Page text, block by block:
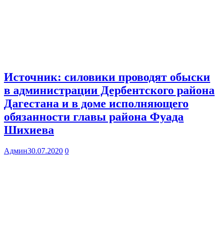
Источник: силовики проводят обыски
в администрации Дербентского района
Дагестана и в доме исполняющего
обязанности главы района Фуада
Шихиева
Админ30.07.2020 0